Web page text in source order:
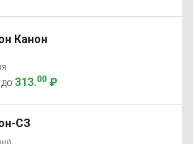
Канон
до 313.00 ₽
СЗ